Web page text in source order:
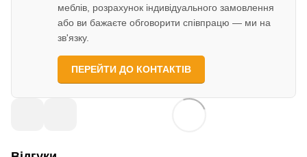
меблів, розрахунок індивідуального замовлення
або ви бажаєте обговорити співпрацю — ми на
зв'язку.
ПЕРЕЙТИ ДО КОНТАКТІВ